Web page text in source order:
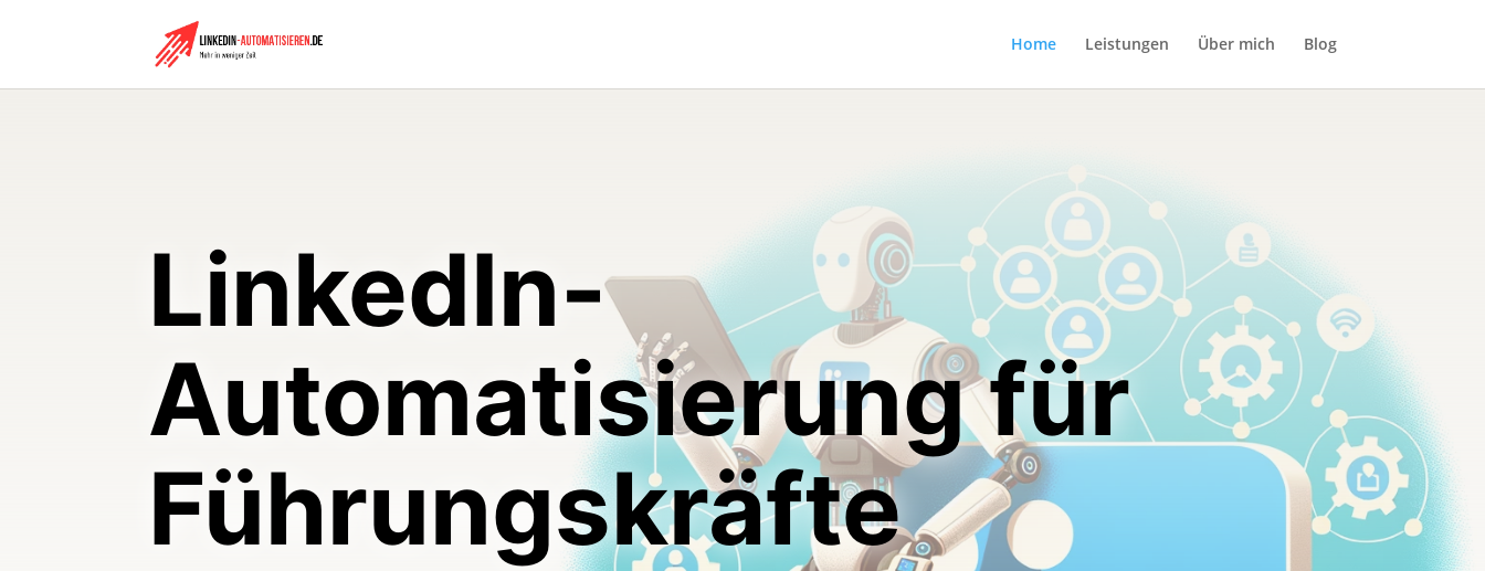
Home Leistungen Über mich Blog
LinkedIn-
Automatisierung für
Führungskräfte